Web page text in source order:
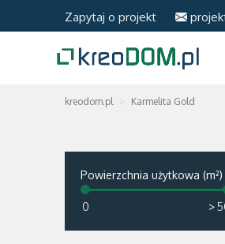
Zapytaj o projekt
kreodom.pl Karmelita Gold
Powierzchnia użytkowa (m²)
>